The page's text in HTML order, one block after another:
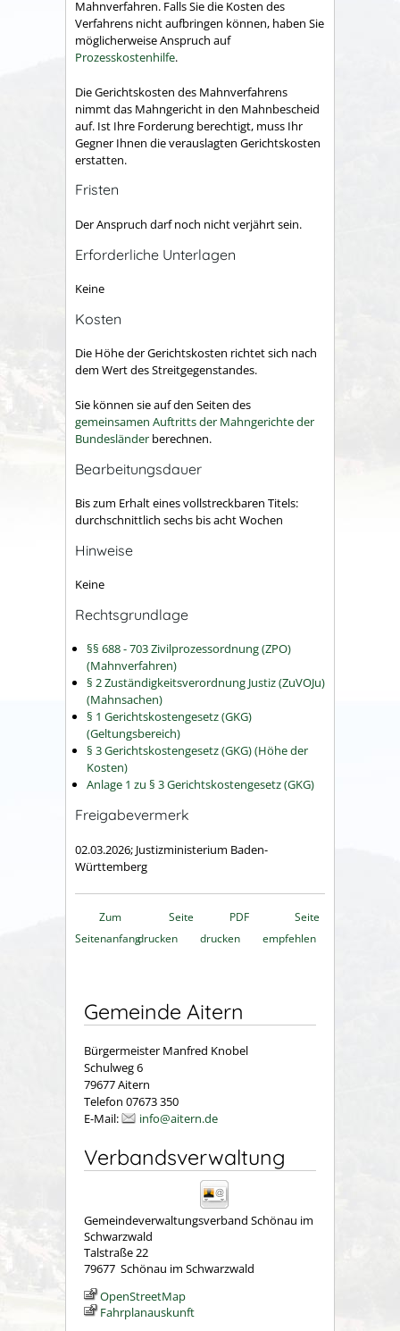
Mahnverfahren. Falls Sie die Kosten des
Verfahrens nicht aufbringen können, haben Sie
möglicherweise Anspruch auf
Prozesskostenhilfe.
Die Gerichtskosten des Mahnverfahrens
nimmt das Mahngericht in den Mahnbescheid
auf. Ist Ihre Forderung berechtigt, muss Ihr
Gegner Ihnen die verauslagten Gerichtskosten
erstatten.
Fristen
Der Anspruch darf noch nicht verjährt sein.
Erforderliche Unterlagen
Keine
Kosten
Die Höhe der Gerichtskosten richtet sich nach
dem Wert des Streitgegenstandes.
Sie können sie auf den Seiten des
gemeinsamen Auftritts der Mahngerichte der
Bundesländer berechnen.
Bearbeitungsdauer
Bis zum Erhalt eines vollstreckbaren Titels:
durchschnittlich sechs bis acht Wochen
Hinweise
Keine
Rechtsgrundlage
§§ 688 - 703 Zivilprozessordnung (ZPO)
(Mahnverfahren)
§ 2 Zuständigkeitsverordnung Justiz (ZuVOJu)
(Mahnsachen)
§ 1 Gerichtskostengesetz (GKG)
(Geltungsbereich)
§ 3 Gerichtskostengesetz (GKG) (Höhe der
Kosten)
Anlage 1 zu § 3 Gerichtskostengesetz (GKG)
Freigabevermerk
02.03.2026; Justizministerium Baden-
Württemberg
Zum
Seitenanfang
Seite
drucken
PDF
drucken
Seite
empfehlen
Gemeinde Aitern
Bürgermeister Manfred Knobel
Schulweg 6
79677 Aitern
Telefon 07673 350
E-Mail:
info@aitern.de
Verbandsverwaltung
Gemeindeverwaltungsverband Schönau im
Schwarzwald
Talstraße 22
79677 Schönau im Schwarzwald
OpenStreetMap
Fahrplanauskunft